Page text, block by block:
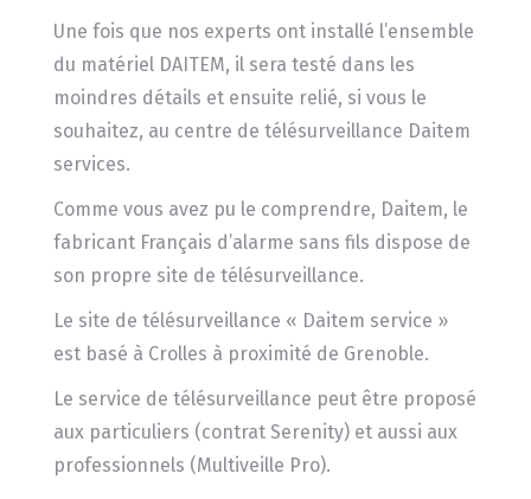
Une fois que nos experts ont installé l’ensemble
du matériel DAITEM, il sera testé dans les
moindres détails et ensuite relié, si vous le
souhaitez, au centre de télésurveillance Daitem
services.
Comme vous avez pu le comprendre, Daitem, le
fabricant Français d’alarme sans fils dispose de
son propre site de télésurveillance.
Le site de télésurveillance « Daitem service »
est basé à Crolles à proximité de Grenoble.
Le service de télésurveillance peut être proposé
aux particuliers (contrat Serenity) et aussi aux
professionnels (Multiveille Pro).